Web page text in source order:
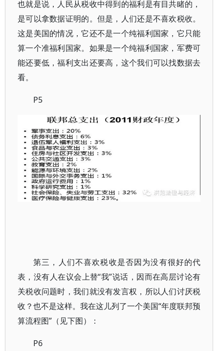
也就是说，人民从税收中得到的福利是有目共睹的，
是可以拿数据证明的。但是，人们还是不喜欢税收。
这是美国的情况，它还不是一个纯福利国家，它只能
算一个准福利国家。如果是一个纯福利国家，军费可
能还要低，福利支出还要高，这个我们可以找数据去
看。
P5
第三，人们不喜欢税收是否因为没有很好的代
表，没有人在议会上替“我”说话，因而在高层讨论有
关税收问题时，我们就没有发言权，所以人们讨厌税
收？也不是这样。我在这儿列了一个美国“年度联邦预
算流程图”（见下图）：
P6